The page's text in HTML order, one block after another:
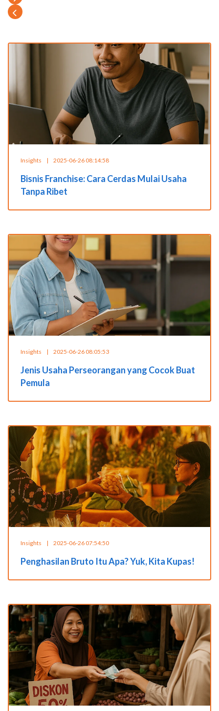
Insights | 2025-06-26 08:14:58
Bisnis Franchise: Cara Cerdas Mulai Usaha
Tanpa Ribet
Insights | 2025-06-26 08:05:53
Jenis Usaha Perseorangan yang Cocok Buat
Pemula
Insights | 2025-06-26 07:54:50
Penghasilan Bruto Itu Apa? Yuk, Kita Kupas!